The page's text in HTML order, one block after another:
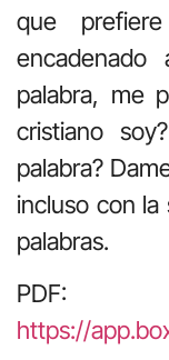
que
palabra, me
cristiano
palabra?
incluso con la
palabras.
PDF:
https://